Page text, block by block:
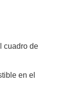
cuadro de
en el